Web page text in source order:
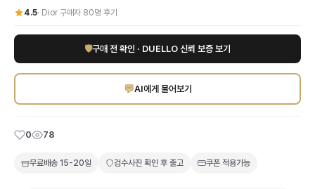
4.5· Dior 구매자 80명 후기
🛡구매 전 확인 · DUELLO 신뢰 보증 보기
💬AI에게 물어보기
0 78
무료배송 15-20일 검수사진 확인 후 출고 쿠폰 적용가능